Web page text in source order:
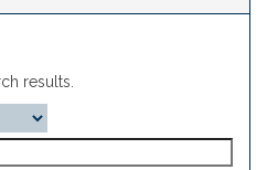
results.